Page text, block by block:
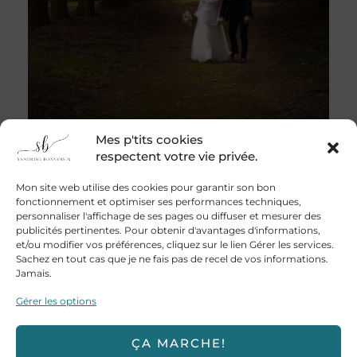
Mes p'tits cookies
respectent votre vie privée.
Mon site web utilise des cookies pour garantir son bon
fonctionnement et optimiser ses performances techniques,
personnaliser l'affichage de ses pages ou diffuser et mesurer des
publicités pertinentes. Pour obtenir d'avantages d'informations,
et/ou modifier vos préférences, cliquez sur le lien Gérer les services.
Sachez en tout cas que je ne fais pas de recel de vos informations.
Jamais.
Gérer les options
ÇA MARCHE!
PHOTOGRAPHE ALBI: LES PRESTATIONS
Un reportage photo professionnel est un
qu’il sera un moyen puissant de replonger
dansnotre grand jour une fois qu’il sera passé.